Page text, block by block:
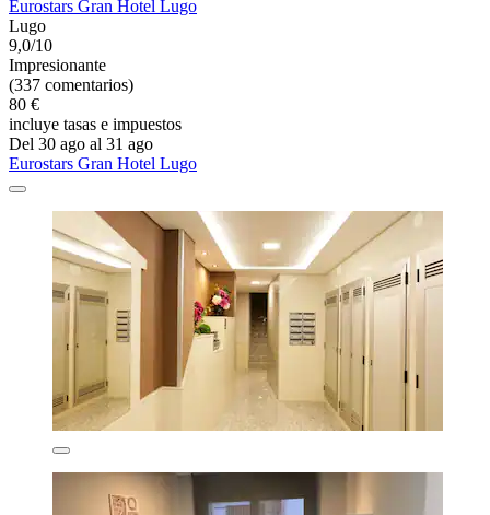
Eurostars Gran Hotel Lugo
Lugo
9,0/10
Impresionante
(337 comentarios)
80 €
incluye tasas e impuestos
Del 30 ago al 31 ago
Eurostars Gran Hotel Lugo